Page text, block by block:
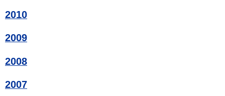
2010
2009
2008
2007